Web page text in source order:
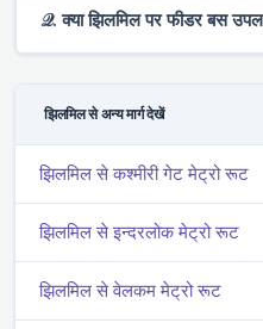
𝒬. क्या झिलमिल पर फीडर बस
झिलमिल से अन्य मार्ग देखें
झिलमिल से कश्मीरी गेट मेट्रो रूट
झिलमिल से इन्दरलोक मेट्रो रूट
झिलमिल से वेलकम मेट्रो रूट